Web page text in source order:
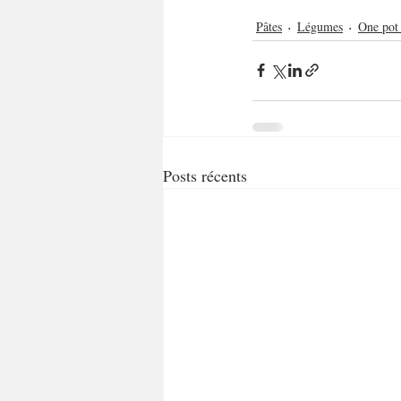
Pâtes Légumes One pot
Posts récents